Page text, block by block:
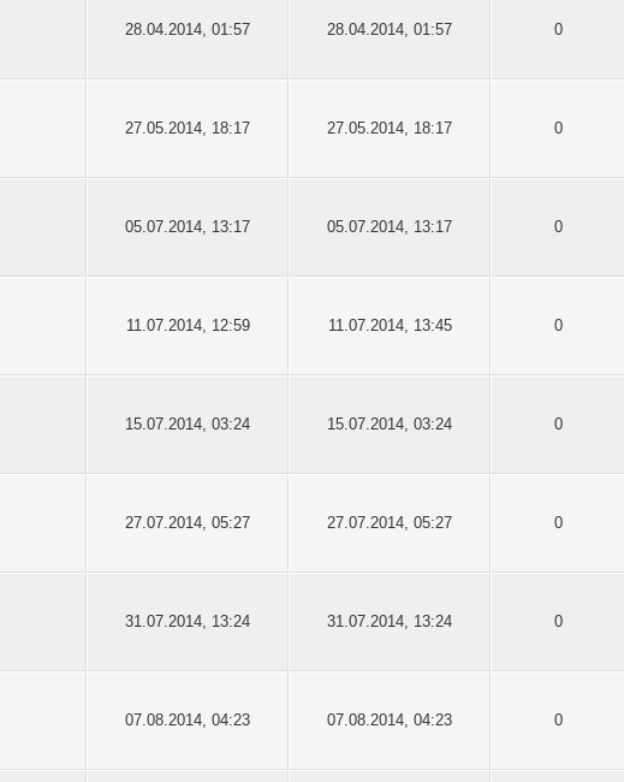
28.04.2014, 01:57 28.04.2014, 01:57 0
27.05.2014, 18:17 27.05.2014, 18:17 0
05.07.2014, 13:17 05.07.2014, 13:17 0
11.07.2014, 12:59 11.07.2014, 13:45 0
15.07.2014, 03:24 15.07.2014, 03:24 0
27.07.2014, 05:27 27.07.2014, 05:27 0
31.07.2014, 13:24 31.07.2014, 13:24 0
07.08.2014, 04:23 07.08.2014, 04:23 0